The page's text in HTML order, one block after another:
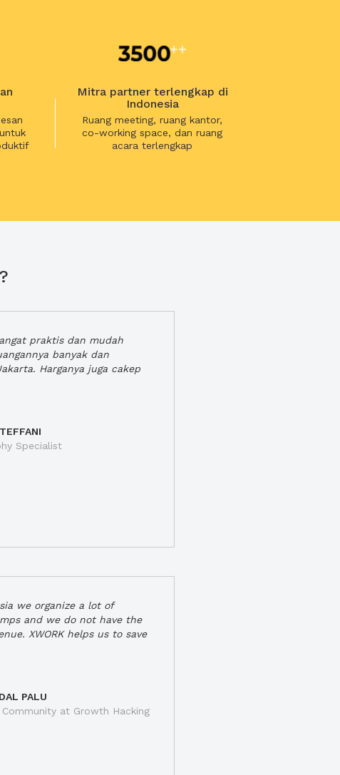
Mitra partner terlengkap di
Indonesia
Ruang meeting, ruang kantor,
co-working space, dan ruang
acara terlengkap
praktis dan mudah
banyak dan
Harganya juga cakep
Specialist
we organize a lot of
and we do not have the
XWORK helps us to save
PALU
at Growth Hacking